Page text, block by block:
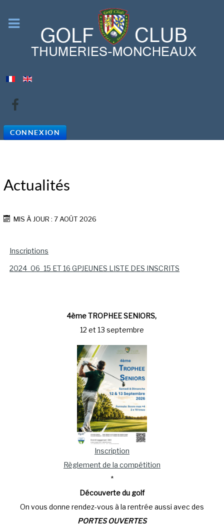
CONNEXION
Actualités
MIS À JOUR : 7 AOÛT 2026
Inscriptions
2024_06_15 ET 16 GPJEUNES LISTE DES INSCRITS
4ème TROPHEE SENIORS,
12 et 13 septembre
Inscription
Règlement de la compétition
*
Découvertedu golf
On vous donne rendez-vous à la rentrée aussi avec des
PORTES OUVERTES